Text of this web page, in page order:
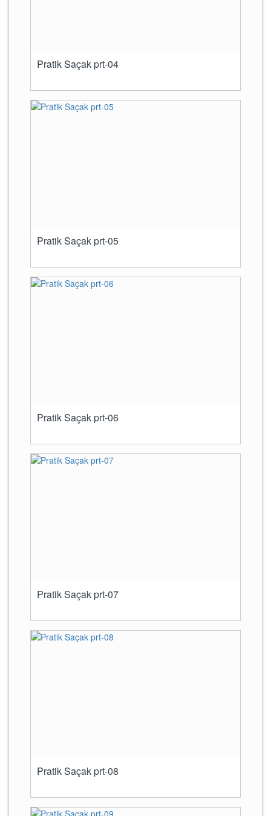
Pratik Saçak prt-04
Pratik Saçak prt-05
Pratik Saçak prt-06
Pratik Saçak prt-07
Pratik Saçak prt-08